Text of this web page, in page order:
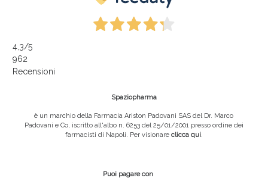
4,3/5
962
Recensioni
Spaziopharma
è un marchio della Farmacia Ariston Padovani SAS del Dr. Marco
Padovani e Co, iscritto all'albo n. 6253 del 25/01/2001 presso ordine dei
farmacisti di Napoli. Per visionare clicca qui.
Puoi pagare con